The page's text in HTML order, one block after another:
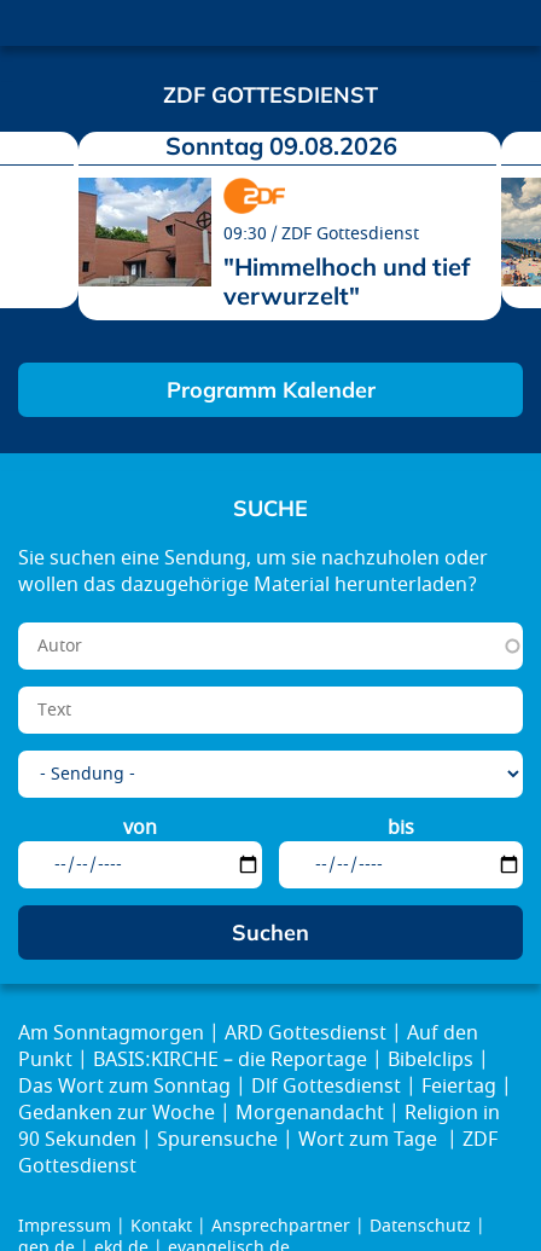
ZDF GOTTESDIENST
Sonntag 09.08.2026
09:30 ZDF Gottesdienst
"Himmelhoch und tief
verwurzelt"
Programm Kalender
SUCHE
von bis
Am Sonntagmorgen ARD Gottesdienst
Auf den
Punkt
BASIS:KIRCHE – die Reportage
Bibelclips
Das Wort zum Sonntag
Dlf Gottesdienst
Feiertag
Gedanken zur Woche
Morgenandacht
Religion in
90 Sekunden
Spurensuche Wort zum Tage
ZDF
Gottesdienst
Impressum Kontakt Ansprechpartner
Datenschutz